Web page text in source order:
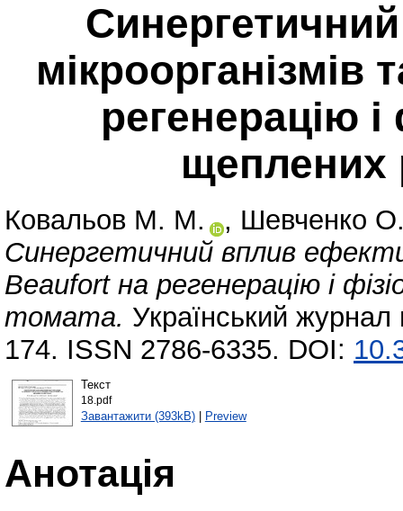
регенерацію і
щеплених
Ковальов М. М. , Шевченко
Синергетичний вплив
Beaufort на регенерацію і
томата. Український
174. ISSN 2786-6335. DOI:
Текст
18.pdf
Завантажити (393kB)| Preview
Анотація